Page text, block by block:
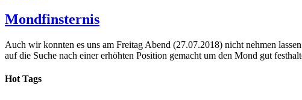
Mondfinsternis
Auch wir konnten es uns am Freitag Abend (27.07.2018) nicht nehmen
auf die Suche nach einer erhöhten Position gemacht um den Mond gut
Hot Tags